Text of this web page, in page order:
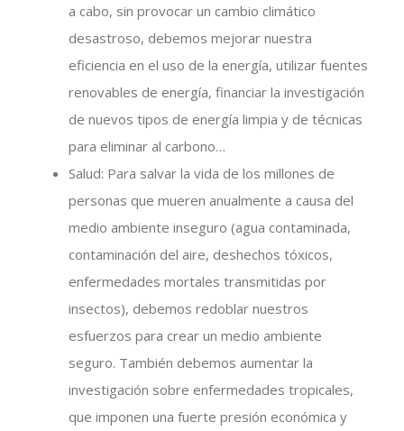
a cabo, sin provocar un cambio climático
desastroso, debemos mejorar nuestra
eficiencia en el uso de la energía, utilizar fuentes
renovables de energía, financiar la investigación
de nuevos tipos de energía limpia y de técnicas
para eliminar al carbono…
Salud: Para salvar la vida de los millones de
personas que mueren anualmente a causa del
medio ambiente inseguro (agua contaminada,
contaminación del aire, deshechos tóxicos,
enfermedades mortales transmitidas por
insectos), debemos redoblar nuestros
esfuerzos para crear un medio ambiente
seguro. También debemos aumentar la
investigación sobre enfermedades tropicales,
que imponen una fuerte presión económica y